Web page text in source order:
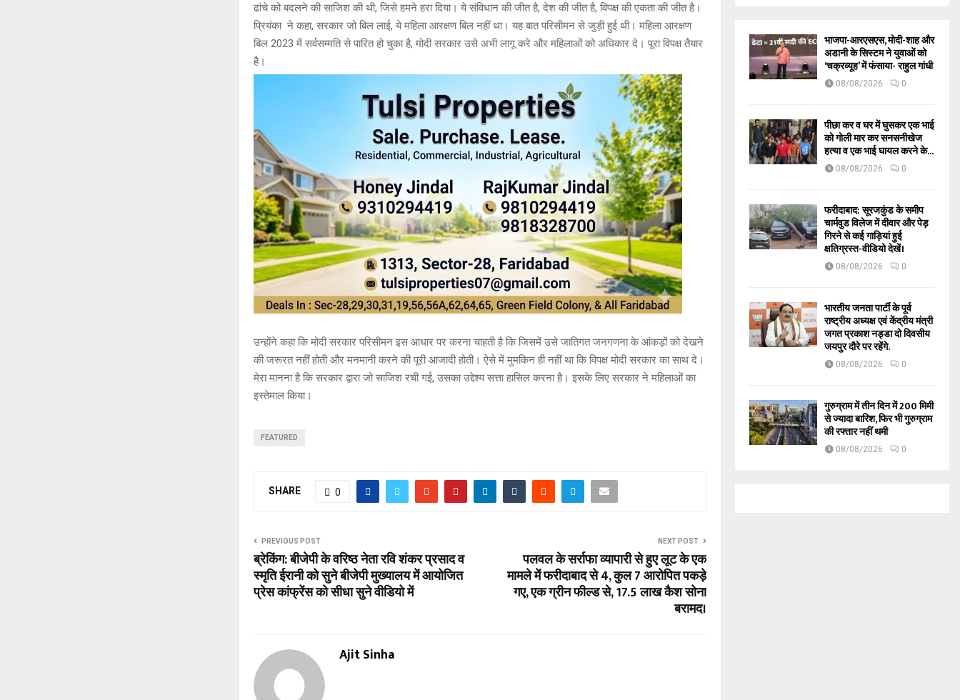
ढांचे को बदलने की साजिश की थी, जिसे हमने हरा दिया। ये संविधान की जीत है, देश की जीत है, विपक्ष की एकता की जीत है।
प्रियंका ने कहा, सरकार जो बिल लाई, ये महिला आरक्षण बिल नहीं था। यह बात परिसीमन से जुड़ी हुई थी। महिला आरक्षण
बिल 2023 में सर्वसम्मति से पारित हो चुका है, मोदी सरकार उसे अभी लागू करे और महिलाओं को अधिकार दे। पूरा विपक्ष तैयार
है।
उन्होंने कहा कि मोदी सरकार परिसीमन इस आधार पर करना चाहती है कि जिसमें उसे जातिगत जनगणना के आंकड़ों को देखने
की जरूरत नहीं होती और मनमानी करने की पूरी आजादी होती। ऐसे में मुमकिन ही नहीं था कि विपक्ष मोदी सरकार का साथ दे।
मेरा मानना है कि सरकार द्वारा जो साजिश रची गई, उसका उद्देश्य सत्ता हासिल करना है। इसके लिए सरकार ने महिलाओं का
इस्तेमाल किया।
FEATURED
SHARE 0
PREVIOUS POST
ब्रेकिंग: बीजेपी के वरिष्ठ नेता रवि शंकर प्रसाद व
स्मृति ईरानी को सुने बीजेपी मुख्यालय में आयोजित
प्रेस कांफ्रेंस को सीधा सुने वीडियो में
NEXT POST
पलवल के सर्राफा व्यापारी से हुए लूट के एक
मामले में फरीदाबाद से 4, कुल 7 आरोपित पकड़े
गए, एक ग्रीन फील्ड से, 17.5 लाख कैश सोना
बरामद।
Ajit Sinha
भाजपा-आरएसएस, मोदी-शाह और
अडानी के सिस्टम ने युवाओं को
‘चक्रव्यूह’ में फंसाया- राहुल गांधी
08/08/2026 0
पीछा कर व घर में घुसकर एक भाई
को गोली मार कर सनसनीखेज
हत्या व एक भाई घायल करने के...
08/08/2026 0
फरीदाबाद: सूरजकुंड के समीप
चार्मवुड विलेज में दीवार और पेड़
गिरने से कई गाड़ियां हुई
क्षतिग्रस्त-वीडियो देखें।
08/08/2026 0
भारतीय जनता पार्टी के पूर्व
राष्ट्रीय अध्यक्ष एवं केंद्रीय मंत्री
जगत प्रकाश नड्डा दो दिवसीय
जयपुर दौरे पर रहेंगे.
08/08/2026 0
गुरुग्राम में तीन दिन में 200 मिमी
से ज्यादा बारिश, फिर भी गुरुग्राम
की रफ्तार नहीं थमी
08/08/2026 0